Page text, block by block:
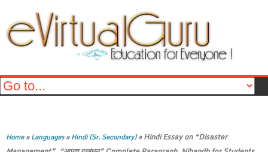
Home»Languages»Hindi (Sr. Secondary)»Hindi Essay on “Disaster